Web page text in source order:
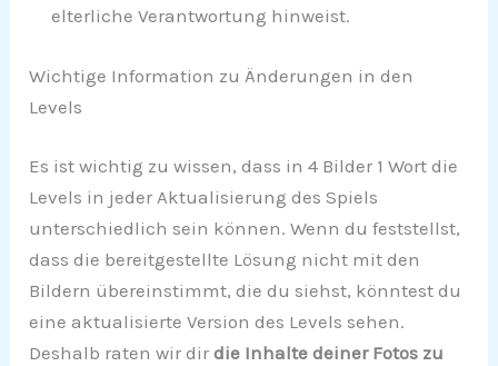
elterliche Verantwortung hinweist.
Wichtige Information zu Änderungen in den
Levels
Es ist wichtig zu wissen, dass in 4 Bilder 1 Wort die
Levels in jeder Aktualisierung des Spiels
unterschiedlich sein können. Wenn du feststellst,
dass die bereitgestellte Lösung nicht mit den
Bildern übereinstimmt, die du siehst, könntest du
eine aktualisierte Version des Levels sehen.
Deshalb raten wir dirdie Inhalte deiner Fotos zu